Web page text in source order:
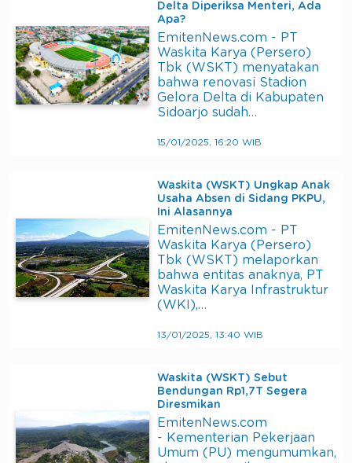
Delta Diperiksa Menteri, Ada
Apa?
EmitenNews.com - PT
Waskita Karya (Persero)
Tbk (WSKT) menyatakan
bahwa renovasi Stadion
Gelora Delta di Kabupaten
Sidoarjo sudah…
15/01/2025, 16:20 WIB
Waskita (WSKT) Ungkap Anak
Usaha Absen di Sidang PKPU,
Ini Alasannya
EmitenNews.com - PT
Waskita Karya (Persero)
Tbk (WSKT) melaporkan
bahwa entitas anaknya, PT
Waskita Karya Infrastruktur
(WKI),…
13/01/2025, 13:40 WIB
Waskita (WSKT) Sebut
Bendungan Rp1,7T Segera
Diresmikan
EmitenNews.com
- Kementerian Pekerjaan
Umum (PU) mengumumkan,